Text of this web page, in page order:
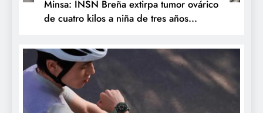
Minsa: INSN Breña extirpa tumor ovárico
de cuatro kilos a niña de tres años